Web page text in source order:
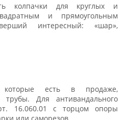
колпачки для круглых и
и прямоугольным
интересный: «шар»,
есть в продаже,
трубы. Для антивандального
16.060.01 с торцом опоры